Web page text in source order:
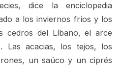
dice la enciclopedia
a los inviernos fríos y los
cedros del Líbano, el arce
Las acacias, los tejos, los
un saúco y un ciprés